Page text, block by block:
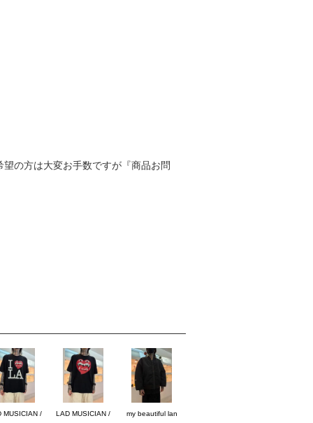
の方は大変お手数ですが『商品お問
MUSICIAN /
LAD MUSICIAN /
my beautiful lan